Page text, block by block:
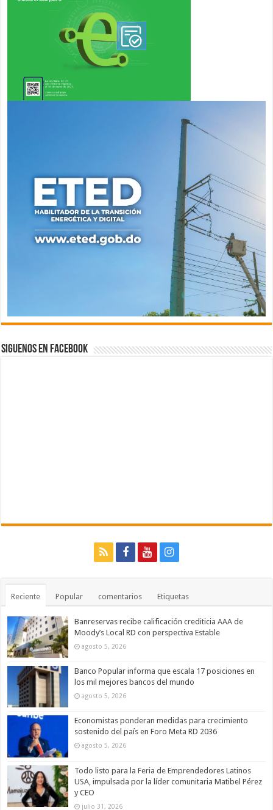
Siguenos en Facebook
Reciente Popular comentarios Etiquetas
Banreservas recibe calificación crediticia AAA de
Moody’s Local RD con perspectiva Estable
agosto 5, 2026
Banco Popular informa que escala 17 posiciones en
los mil mejores bancos del mundo
agosto 5, 2026
Economistas ponderan medidas para crecimiento
sostenido del país en Foro Meta RD 2036
agosto 5, 2026
Todo listo para la Feria de Emprendedores Latinos
USA, impulsada por la líder comunitaria Matibel Pérez
y CEO
julio 31, 2026